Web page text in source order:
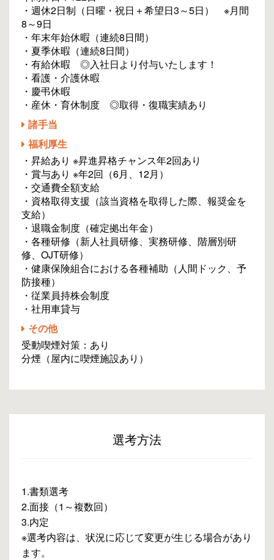
・週休2日制（日曜・祝日＋希望日3～5日） ※月間
8～9日
・年末年始休暇（連続8日間）
・夏季休暇（連続8日間）
・有給休暇 ◎入社日より付与いたします！
・看護・介護休暇
・慶弔休暇
・産休・育休制度 ◎取得・復職実績あり
諸手当
福利厚生
・昇給あり ※昇進昇格チャンス年2回あり
・賞与あり ※年2回（6月、12月）
・交通費全額支給
・資格取得支援（該当資格を取得した際、報奨金を
支給）
・退職金制度（確定拠出年金）
・各種研修（新人社員研修、実務研修、階層別研
修、OJT研修）
・健康保険組合における各種補助（人間ドック、予
防接種）
・従業員持株会制度
・社用車貸与
その他
受動喫煙対策：あり
分煙（屋内に喫煙施設あり）
選考方法
1.書類選考
2.面接（1～複数回）
3.内定
※選考内容は、状況に応じて変更が生じる場合があり
ます。